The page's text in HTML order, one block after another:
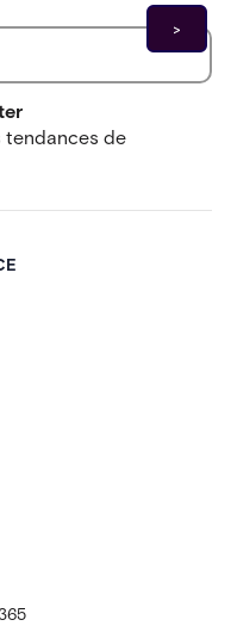
tendances de